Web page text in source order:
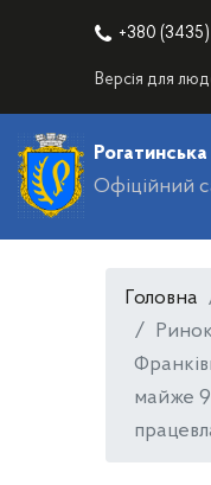
+380
Версія для
Офіційний
Головна
майже